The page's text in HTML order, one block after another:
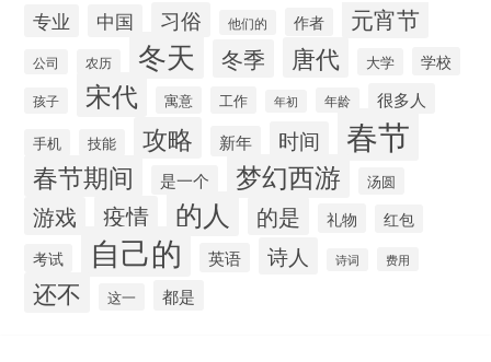
专业 中国 习俗 他们的 作者 元宵节
公司 农历 冬天 冬季 唐代 大学 学校
孩子 宋代 寓意 工作 年初 年龄 很多人
手机 技能 攻略 新年 时间 春节
春节期间 是一个 梦幻西游 汤圆
游戏 疫情 的人 的是 礼物
红包
考试
自己的 英语 诗人 诗词 费用
还不 这一 都是